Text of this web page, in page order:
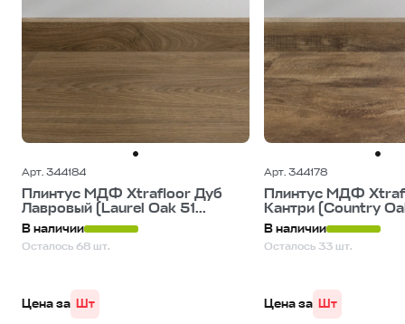
Арт. 344184
Плинтус МДФ Xtrafloor Дуб
Лавровый (Laurel Oak 51...
В наличии
Осталось 68 шт.
Цена за Шт
Арт. 344178
Плинтус МДФ
Кантри (Country
В наличии
Осталось 33 шт.
Цена за Шт